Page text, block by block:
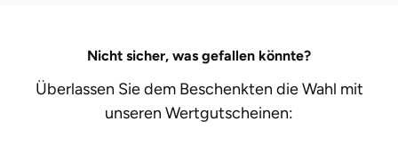
Nicht sicher, was gefallen könnte?
Überlassen Sie dem Beschenkten die Wahl mit
unseren Wertgutscheinen: